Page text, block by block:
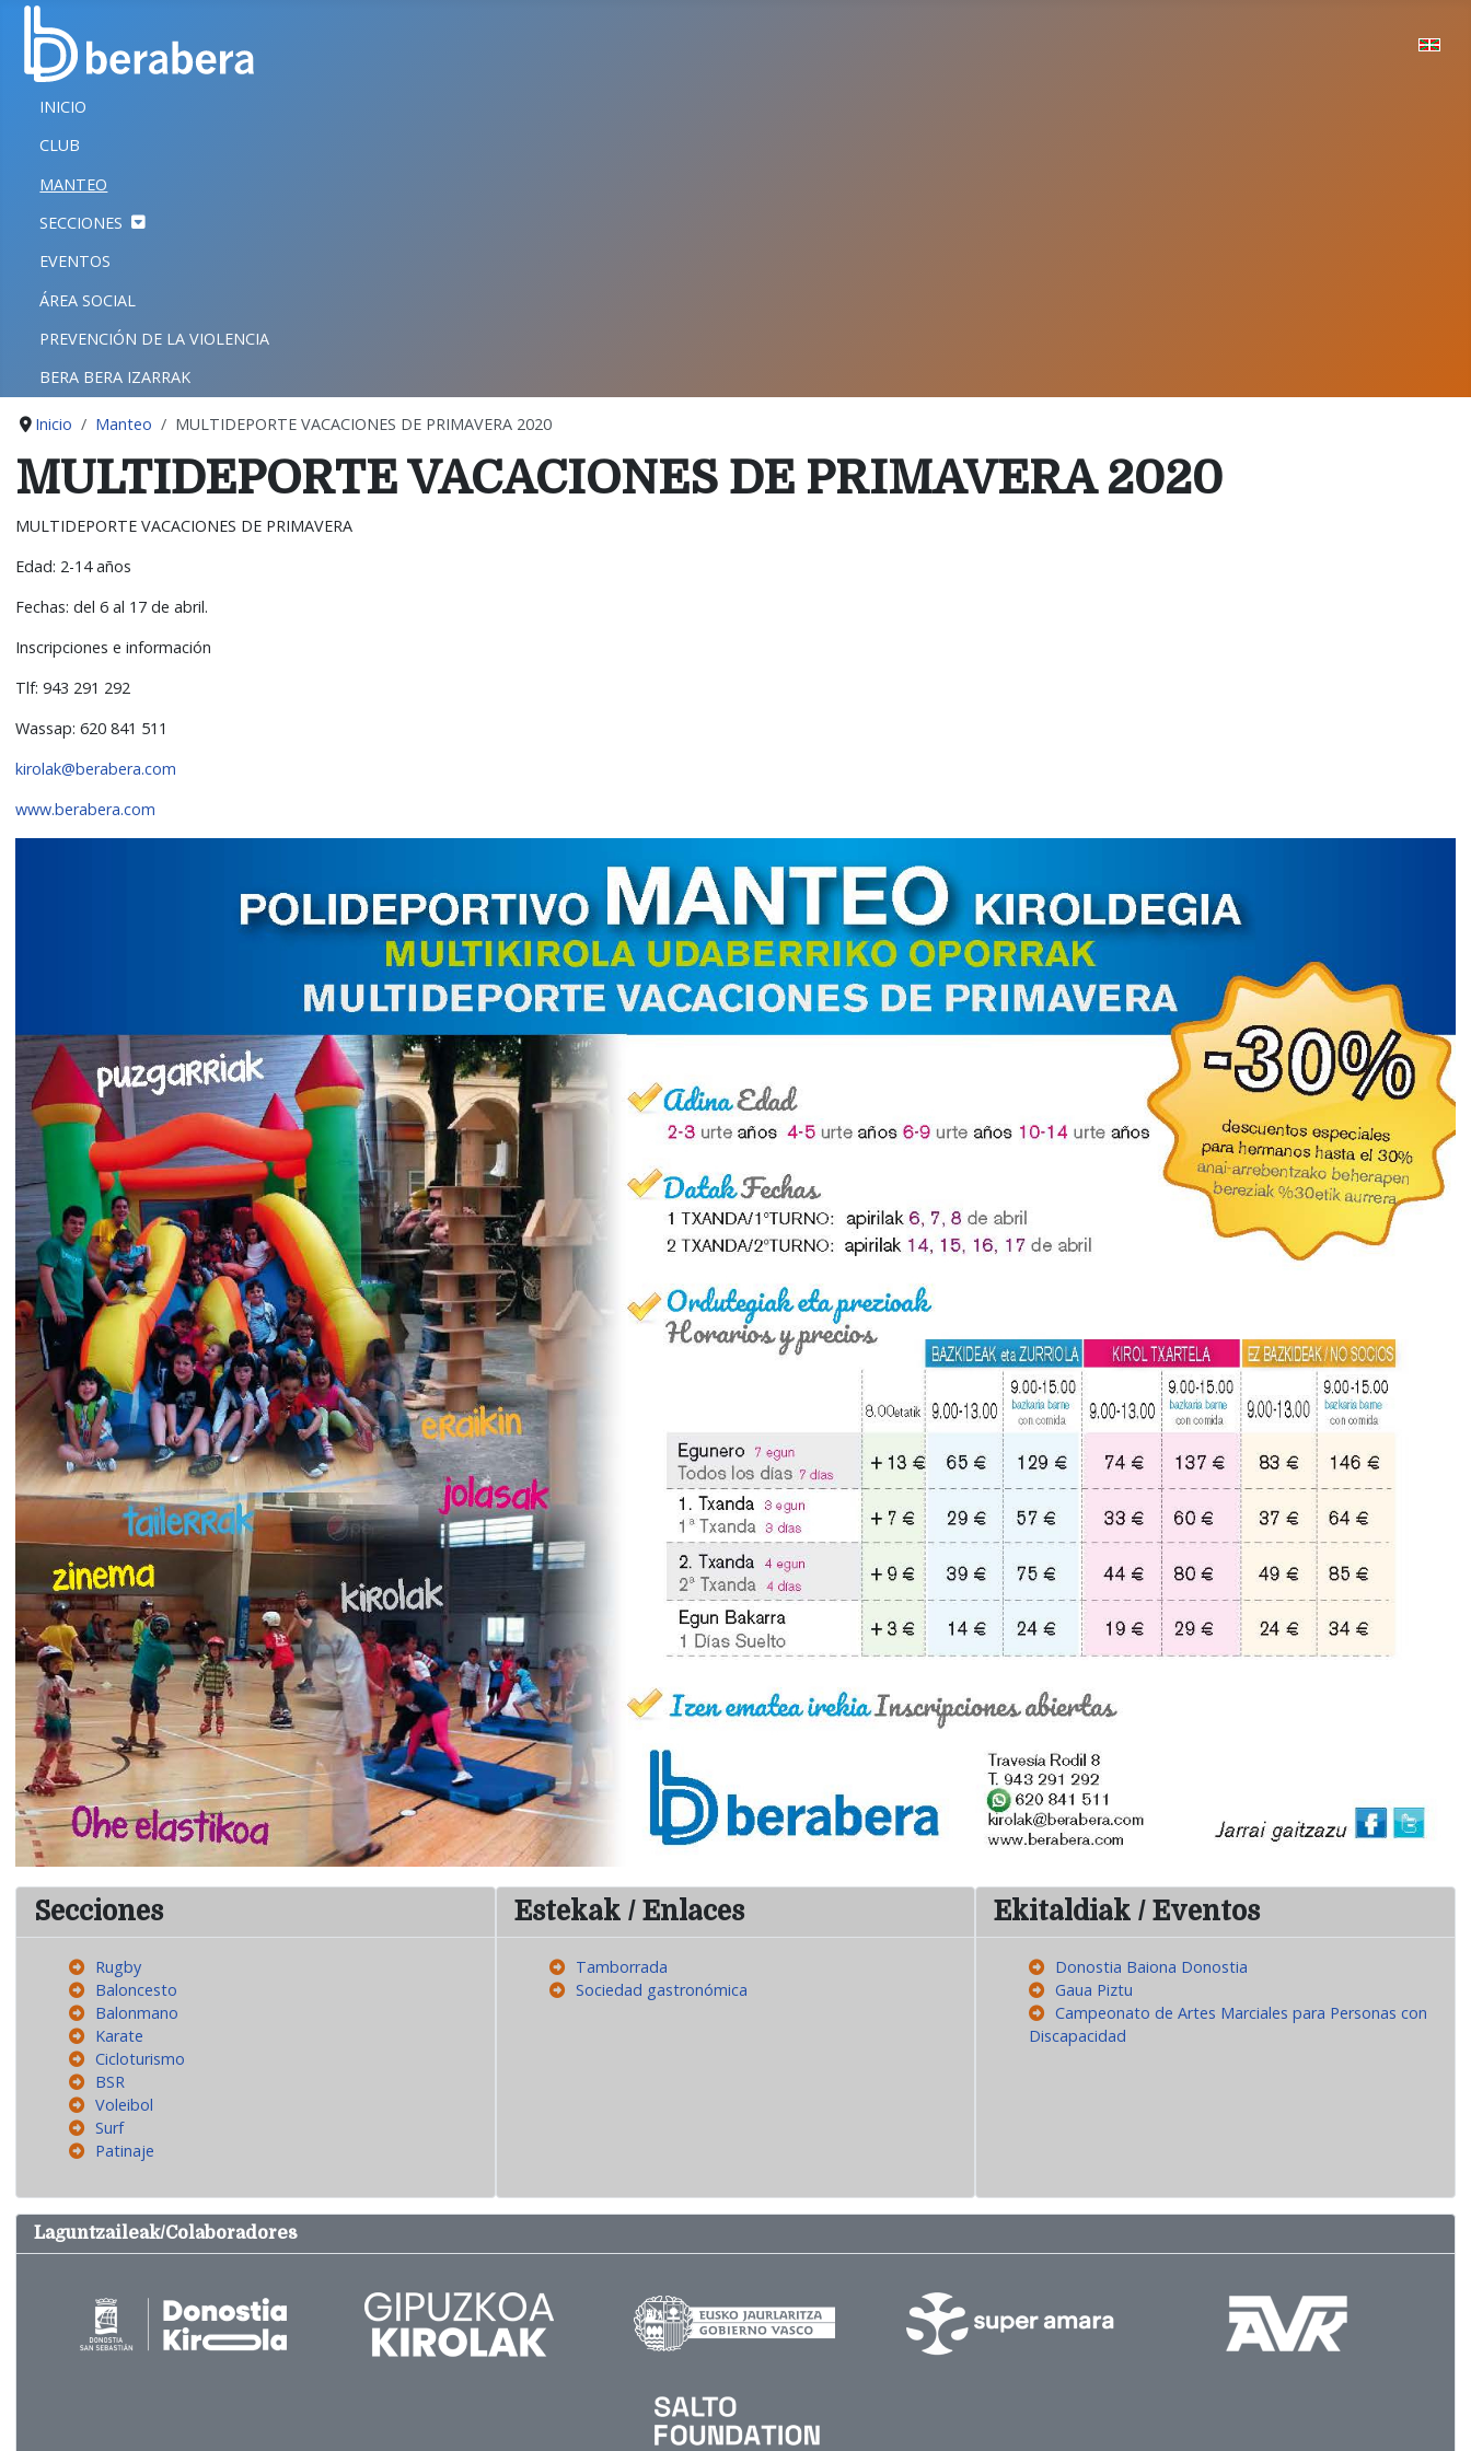
CERRAR
INICIO
CLUB
MANTEO
SECCIONES
EVENTOS
ÁREA SOCIAL
PREVENCIÓN DE LA VIOLENCIA
BERA BERA IZARRAK
INICIO
CLUB
MANTEO
SECCIONES
EVENTOS
ÁREA SOCIAL
PREVENCIÓN DE LA VIOLENCIA
BERA BERA IZARRAK
Inicio Manteo MULTIDEPORTE VACACIONES DE PRIMAVERA 2020
MULTIDEPORTE VACACIONES DE PRIMAVERA 2020
MULTIDEPORTE VACACIONES DE PRIMAVERA
Edad: 2-14 años
Fechas: del 6 al 17 de abril.
Inscripciones e información
Tlf: 943 291 292
Wassap: 620 841 511
kirolak@berabera.com
www.berabera.com
Secciones
Rugby
Baloncesto
Balonmano
Karate
Cicloturismo
BSR
Voleibol
Surf
Patinaje
Estekak / Enlaces
Tamborrada
Sociedad gastronómica
Ekitaldiak / Eventos
Donostia Baiona Donostia
Gaua Piztu
Campeonato de Artes Marciales para Personas con
Discapacidad
Laguntzaileak/Colaboradores